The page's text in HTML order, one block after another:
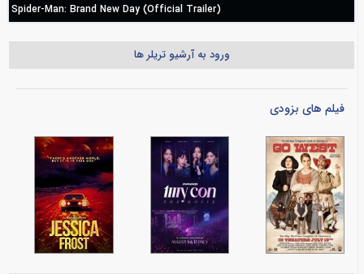
Spider-Man: Brand New Day (Official Trailer)
ورود به آرشیو تریلر ها
فیلم های بزودی